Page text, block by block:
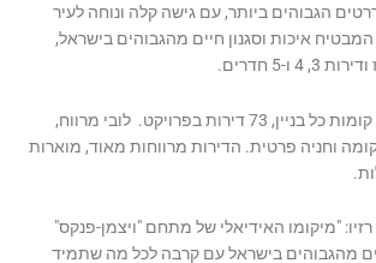
הגבוהים ביותר, עם גישה קלה ונוחה לעיר
איכות וסגנון חיים מהגבוהים בישראל,
ו-5 חדרים.
בפרויקט יש 3 בנינים, 8 קומות כל בניין, 73 דירות בפרויקט. לובי מרווח,
וחניה פרטית. הדירות מרווחות מאוד, מוארות
רזיו: "מיקומו האידיאלי של מתחם "ויצמן-פנקס"
מהגבוהים בישראל עם קרבה לכל מה שתמיד